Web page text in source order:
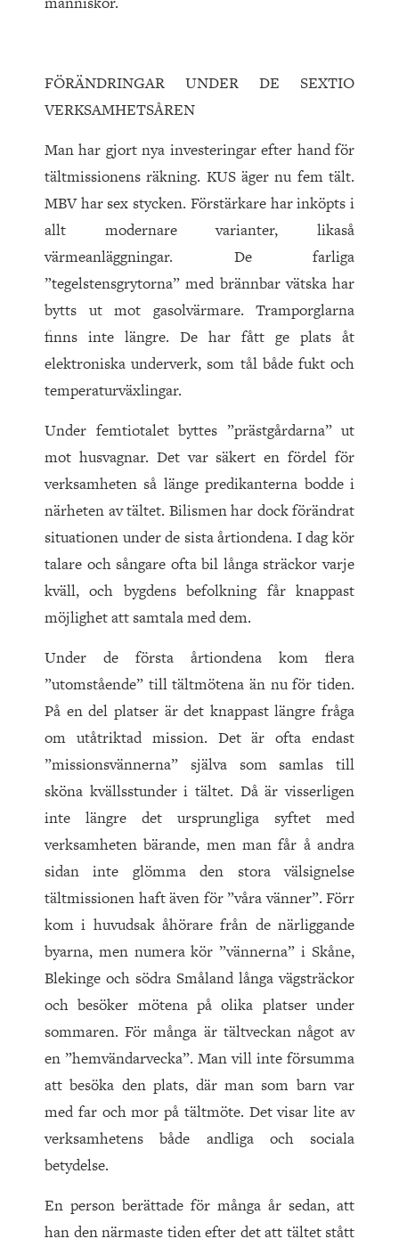
FÖRÄNDRINGAR UNDER DE SEXTIO
VERKSAMHETSÅREN
Man har gjort nya investeringar efter hand för
tältmissionens räkning. KUS äger nu fem tält.
MBV har sex stycken. Förstärkare har inköpts i
allt modernare varianter, likaså
värmeanläggningar. De farliga
”tegelstensgrytorna” med brännbar vätska har
bytts ut mot gasolvärmare. Tramporglarna
finns inte längre. De har fått ge plats åt
elektroniska underverk, som tål både fukt och
temperaturväxlingar.
Under femtiotalet byttes ”prästgårdarna” ut
mot husvagnar. Det var säkert en fördel för
verksamheten så länge predikanterna bodde i
närheten av tältet. Bilismen har dock förändrat
situationen under de sista årtiondena. I dag kör
talare och sångare ofta bil långa sträckor varje
kväll, och bygdens befolkning får knappast
möjlighet att samtala med dem.
Under de första årtiondena kom flera
”utomstående” till tältmötena än nu för tiden.
På en del platser är det knappast längre fråga
om utåtriktad mission. Det är ofta endast
”missionsvännerna” själva som samlas till
sköna kvällsstunder i tältet. Då är visserligen
inte längre det ursprungliga syftet med
verksamheten bärande, men man får å andra
sidan inte glömma den stora välsignelse
tältmissionen haft även för ”våra vänner”. Förr
kom i huvudsak åhörare från de närliggande
byarna, men numera kör ”vännerna” i Skåne,
Blekinge och södra Småland långa vägsträckor
och besöker mötena på olika platser under
sommaren. För många är tältveckan något av
en ”hemvändarvecka”. Man vill inte försumma
att besöka den plats, där man som barn var
med far och mor på tältmöte. Det visar lite av
verksamhetens både andliga och sociala
betydelse.
En person berättade för många år sedan, att
han den närmaste tiden efter det att tältet stått